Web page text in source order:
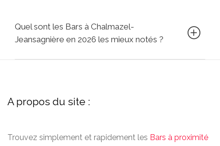
Quel sont les Bars à Chalmazel-
Jeansagnière en 2026 les mieux notés ?
A propos du site :
Trouvez simplement et rapidement les Bars à proximité